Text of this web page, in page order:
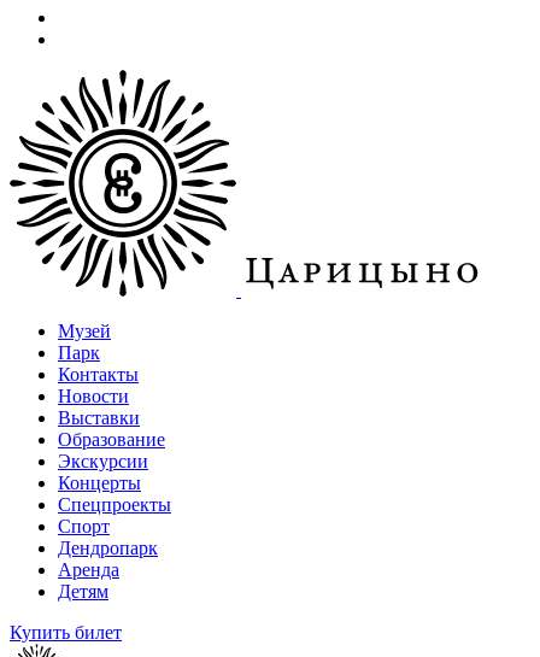
Музей
Парк
Контакты
Новости
Выставки
Образование
Экскурсии
Концерты
Спецпроекты
Спорт
Дендропарк
Аренда
Детям
Купить билет